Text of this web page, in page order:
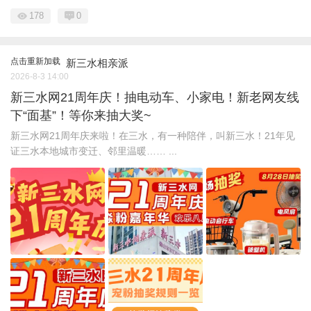
178 0
点击重新加载 新三水相亲派
2026-8-3 14:00
新三水网21周年庆！抽电动车、小家电！新老网友线
下“面基”！等你来抽大奖~
新三水网21周年庆来啦！在三水，有一种陪伴，叫新三水！21年见
证三水本地城市变迁、邻里温暖…… ...